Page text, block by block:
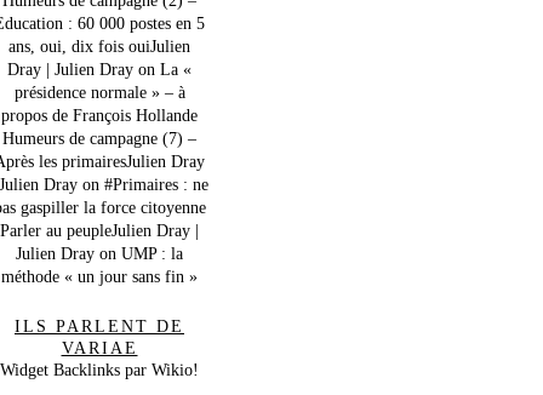
: 60 000 postes en 5
ans, oui, dix fois ouiJulien
Dray | Julien Dray on La «
présidence normale » – à
propos de François Hollande
Humeurs de campagne (7) –
les primairesJulien Dray
Dray on #Primaires : ne
gaspiller la force citoyenne
Parler au peupleJulien Dray |
Julien Dray on UMP : la
méthode « un jour sans fin »
ILS PARLENT DE
VARIAE
Widget Backlinks par Wikio!